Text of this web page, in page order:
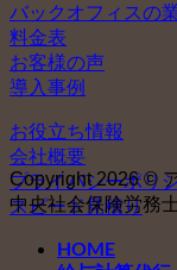
バックオフィスの
料金表
お客様の声
導入事例
お役立ち情報
会社概要
プライバシーポリ
スピード見積り
Copyright 2026 ©
中央社会保険労務
HOME